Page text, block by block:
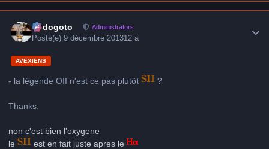
frédogoto Administrators
Posté(e)9 décembre 201312 a
AVEXIENS
- la légende OII n'est ce pas plutôt ?
Thanks.
non c'est bien l'oxygene
le
est en fait juste apres le